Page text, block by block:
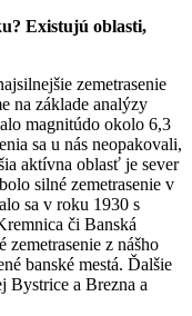
Existujú oblasti,
zemetrasenie
na základe analýzy
magnitúdo okolo 6,3
sa u nás neopakovali,
aktívna oblasť je sever
silné zemetrasenie v
sa v roku 1930 s
či Banská
z nášho
banské mestá. Ďalšie
Bystrice a Brezna a